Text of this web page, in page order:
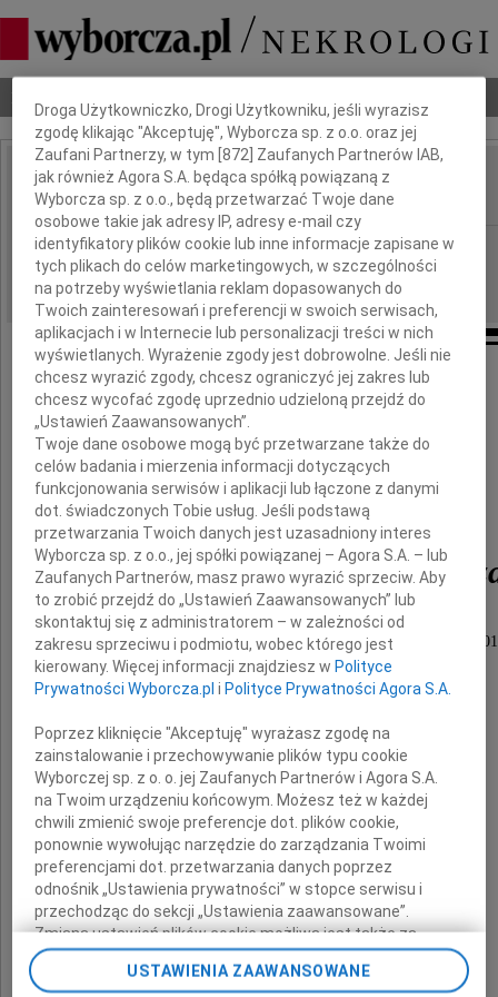
IMIĘ I NAZWISKO: Zdzisław Szudrowicz
REGION: Gdańsk
DATA EMISJI: 05.06.2012
Z głębokim żalem i smutkiem
przyjęliśmy wiadomość o śmierci
Zdzisława
Pomorskiego Kuratora Oświaty w latach 2007-
zasłużonego nauczyciela,
wspaniałego Kolegi.
Żonie Barbarze
i wszystkim,
których ta śmierć dotknęła,
wyrazy głębokiego współczucia
Dbamy o Twoją prywatność
Droga Użytkowniczko, Drogi Użytkowniku, jeśli wyrazisz
zgodę klikając "Akceptuję", Wyborcza sp. z o.o. oraz jej
Zaufani Partnerzy, w tym [872 ] Zaufanych Partnerów IAB,
jak również Agora S.A. będąca spółką powiązaną z
Wyborcza sp. z o.o., będą przetwarzać Twoje dane
osobowe takie jak adresy IP, adresy e-mail czy
identyfikatory plików cookie lub inne informacje zapisane w
tych plikach do celów marketingowych, w szczególności
na potrzeby wyświetlania reklam dopasowanych do
Twoich zainteresowań i preferencji w swoich serwisach,
aplikacjach i w Internecie lub personalizacji treści w nich
wyświetlanych. Wyrażenie zgody jest dobrowolne. Jeśli nie
chcesz wyrazić zgody, chcesz ograniczyć jej zakres lub
chcesz wycofać zgodę uprzednio udzieloną przejdź do
„Ustawień Zaawansowanych”.
Twoje dane osobowe mogą być przetwarzane także do
celów badania i mierzenia informacji dotyczących
funkcjonowania serwisów i aplikacji lub łączone z danymi
dot. świadczonych Tobie usług. Jeśli podstawą
przetwarzania Twoich danych jest uzasadniony interes
Wyborcza sp. z o.o., jej spółki powiązanej – Agora S.A. – lub
Zaufanych Partnerów, masz prawo wyrazić sprzeciw. Aby
to zrobić przejdź do „Ustawień Zaawansowanych” lub
skontaktuj się z administratorem – w zależności od
zakresu sprzeciwu i podmiotu, wobec którego jest
kierowany. Więcej informacji znajdziesz w Polityce
Prywatności Wyborcza.pl i Polityce Prywatności Agora S.A.
Poprzez kliknięcie "Akceptuję" wyrażasz zgodę na
zainstalowanie i przechowywanie plików typu cookie
Wyborczej sp. z o. o. jej Zaufanych Partnerów i Agora S.A.
na Twoim urządzeniu końcowym. Możesz też w każdej
chwili zmienić swoje preferencje dot. plików cookie,
ponownie wywołując narzędzie do zarządzania Twoimi
preferencjami dot. przetwarzania danych poprzez
odnośnik „Ustawienia prywatności” w stopce serwisu i
przechodząc do sekcji „Ustawienia zaawansowane”.
Zmiana ustawień plików cookie możliwa jest także za
pomocą ustawień przeglądarki.
USTAWIENIA ZAAWANSOWANE